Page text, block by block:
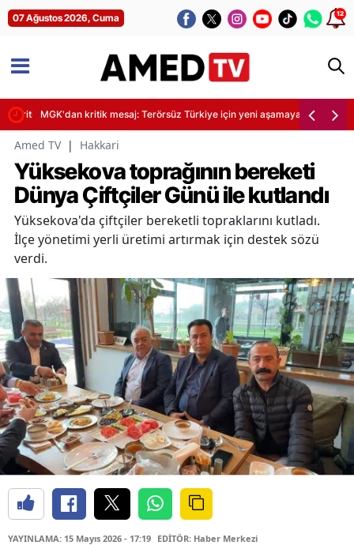
07 Ağustos 2026, Cuma 12
kritik saat uyarısı
MGK'dan kritik mesaj: Terörsüz Türkiye için yeni aşamaya geçiliyor
Amed TV | Hakkari
Yüksekova toprağının bereketi
Dünya Çiftçiler Günü ile kutlandı
Yüksekova'da çiftçiler bereketli topraklarını kutladı.
İlçe yönetimi yerli üretimi artırmak için destek sözü
verdi.
YAYINLAMA: 15 Mayıs 2026 - 17:19 EDİTÖR: Haber Merkezi